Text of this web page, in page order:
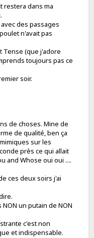
restera dans ma
des passages
n'avait pas
Tense (que j'adore
toujours pas ce
soir.
de choses. Mine de
de qualité, ben ça
sur les
près ce qui allait
and Whose oui oui ....
ces deux soirs j'ai
un putain de NON
c'est non
et indispensable.